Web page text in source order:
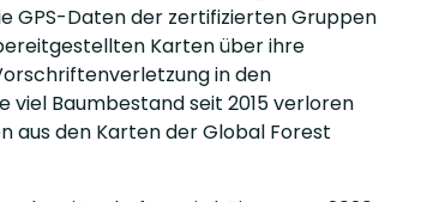
GPS-Daten der zertifizierten Gruppen
Karten über ihre
in den
viel Baumbestand seit 2015 verloren
aus den Karten der Global Forest